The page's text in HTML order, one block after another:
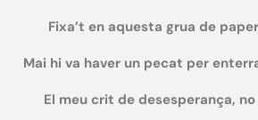
Fixa’t en aquesta grua de
Mai hi va haver un pecat per
El meu crit de desesperança,